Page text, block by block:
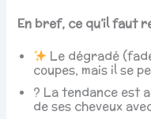
En bref, ce qu’il faut
Le dégradé
coupes, mais il se
? La tendance est
de ses cheveux